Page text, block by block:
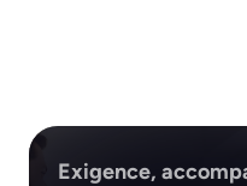
Exigence,